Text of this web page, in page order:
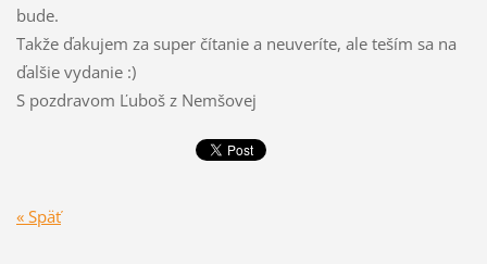
bude.
Takže ďakujem za super čítanie a neuveríte, ale teším sa na
ďalšie vydanie :)
S pozdravom Ľuboš z Nemšovej
« Späť